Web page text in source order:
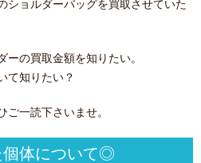
ショルダーバッグを買取させていた
ーの買取金額を知りたい。
て知りたい？
ご一読下さいませ。
体について◎